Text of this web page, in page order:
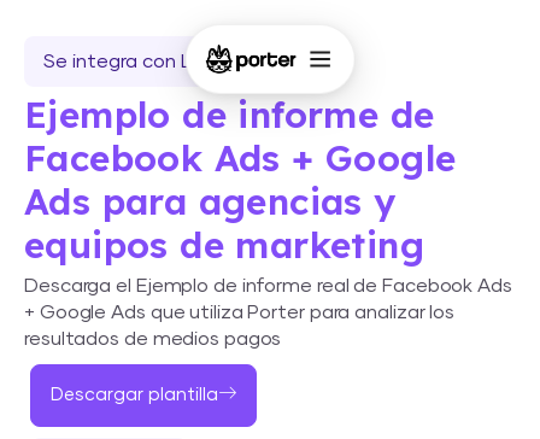
Se integra con Looker Studio
Ejemplo de informe de
Facebook Ads + Google
Ads para agencias y
equipos de marketing
Descarga el Ejemplo de informe real de Facebook Ads
+ Google Ads que utiliza Porter para analizar los
resultados de medios pagos
Descargar plantilla